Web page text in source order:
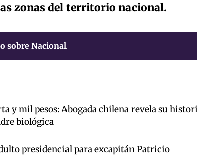
zonas del territorio nacional.
sobre Nacional
y mil pesos: Abogada chilena revela su
biológica
presidencial para excapitán Patricio